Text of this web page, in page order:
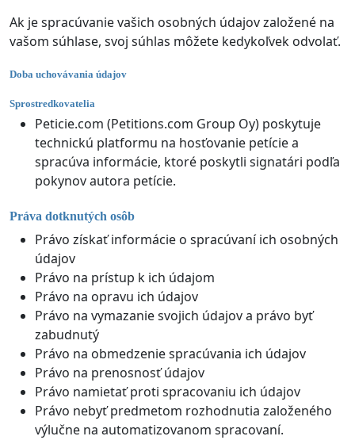
Ak je spracúvanie vašich osobných údajov založené na
vašom súhlase, svoj súhlas môžete kedykoľvek odvolať.
Doba uchovávania údajov
Sprostredkovatelia
Peticie.com (Petitions.com Group Oy) poskytuje
technickú platformu na hosťovanie petície a
spracúva informácie, ktoré poskytli signatári podľa
pokynov autora petície.
Práva dotknutých osôb
Právo získať informácie o spracúvaní ich osobných
údajov
Právo na prístup k ich údajom
Právo na opravu ich údajov
Právo na vymazanie svojich údajov a právo byť
zabudnutý
Právo na obmedzenie spracúvania ich údajov
Právo na prenosnosť údajov
Právo namietať proti spracovaniu ich údajov
Právo nebyť predmetom rozhodnutia založeného
výlučne na automatizovanom spracovaní.